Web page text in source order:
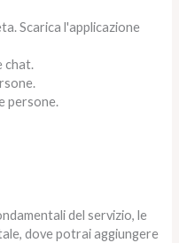
Scarica l'applicazione
chat.
persone.
del servizio, le
dove potrai aggiungere